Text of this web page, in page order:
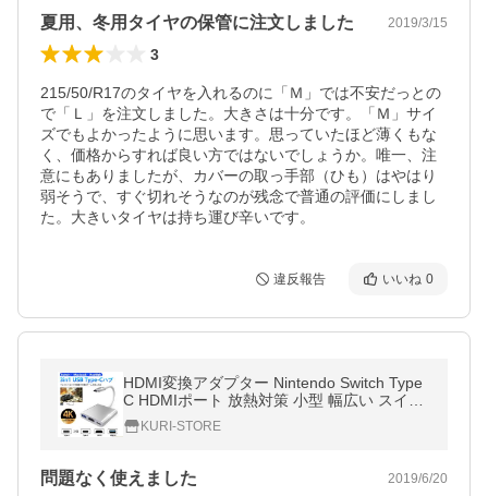
夏用、冬用タイヤの保管に注文しました 2019/3/15
3
215/50/R17のタイヤを入れるのに「Ｍ」では不安だっとの
で「Ｌ」を注文しました。大きさは十分です。「Ｍ」サイ
ズでもよかったように思います。思っていたほど薄くもな
く、価格からすれば良い方ではないでしょうか。唯一、注
意にもありましたが、カバーの取っ手部（ひも）はやはり
弱そうで、すぐ切れそうなのが残念で普通の評価にしまし
た。大きいタイヤは持ち運び辛いです。
違反報告 いいね 0
HDMI変換アダプター Nintendo Switch Type
C HDMIポート 放熱対策 小型 幅広い スイッ
チ ドック MacBook Pro/iPad Proに対応
KURI-STORE
問題なく使えました 2019/6/20